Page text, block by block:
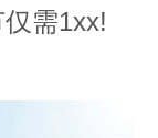
需1xx!